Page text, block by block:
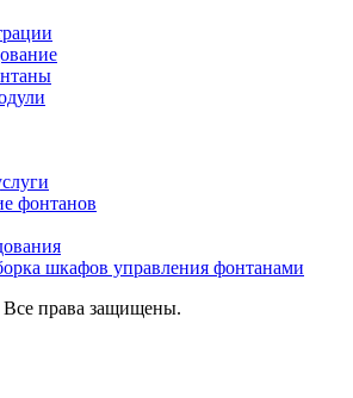
фонтанов
шкафов управления фонтанами
права защищены.